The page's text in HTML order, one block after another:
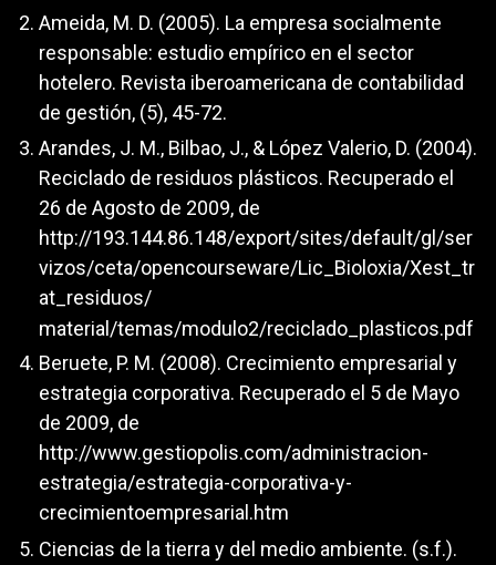
Ameida, M. D. (2005). La empresa socialmente
responsable: estudio empírico en el sector
hotelero. Revista iberoamericana de contabilidad
de gestión, (5), 45-72.
Arandes, J. M., Bilbao, J., & López Valerio, D. (2004).
Reciclado de residuos plásticos. Recuperado el
26 de Agosto de 2009, de
http://193.144.86.148/export/sites/default/gl/ser
vizos/ceta/opencourseware/Lic_Bioloxia/Xest_tr
at_residuos/
material/temas/modulo2/reciclado_plasticos.pdf
Beruete, P. M. (2008). Crecimiento empresarial y
estrategia corporativa. Recuperado el 5 de Mayo
de 2009, de
http://www.gestiopolis.com/administracion-
estrategia/estrategia-corporativa-y-
crecimientoempresarial.htm
Ciencias de la tierra y del medio ambiente. (s.f.).